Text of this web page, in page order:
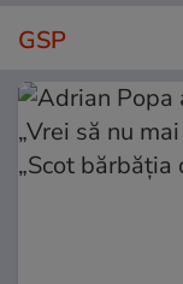
GSP